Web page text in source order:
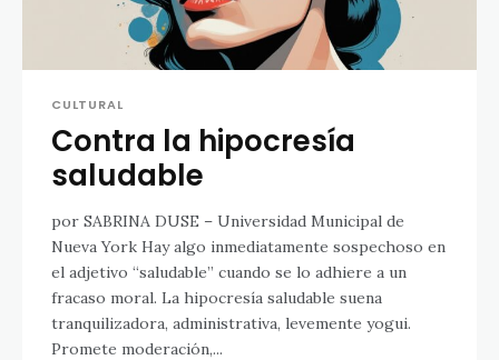
CULTURAL
Contra la hipocresía
saludable
por SABRINA DUSE – Universidad Municipal de
Nueva York Hay algo inmediatamente sospechoso en
el adjetivo “saludable” cuando se lo adhiere a un
fracaso moral. La hipocresía saludable suena
tranquilizadora, administrativa, levemente yogui.
Promete moderación,...